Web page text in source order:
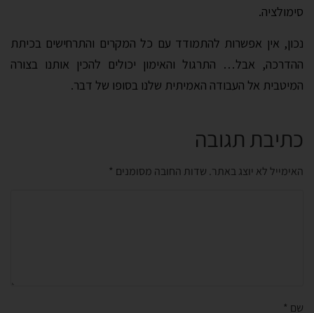
סימולציה.
נכון, אין אפשרות להתמודד עם כל המקרים והתרחישים בכיתת
ההדרכה, אבל… התרגול והאימון יכולים להכין אותנו בצורה
המיטבית אל העבודה האמיתית שלנו בסופו של דבר.
כתיבת תגובה
האימייל לא יוצג באתר. שדות החובה מסומנים*
שם*